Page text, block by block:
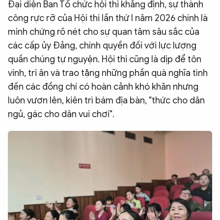
Đại diện Ban Tổ chức hội thi khẳng định, sự thành
công rực rỡ của Hội thi lần thứ I năm 2026 chính là
minh chứng rõ nét cho sự quan tâm sâu sắc của
các cấp ủy Đảng, chính quyền đối với lực lượng
quần chúng tự nguyện. Hội thi cũng là dịp để tôn
vinh, tri ân và trao tặng những phần quà nghĩa tình
đến các đồng chí có hoàn cảnh khó khăn nhưng
luôn vươn lên, kiên trì bám địa bàn, "thức cho dân
ngủ, gác cho dân vui chơi".